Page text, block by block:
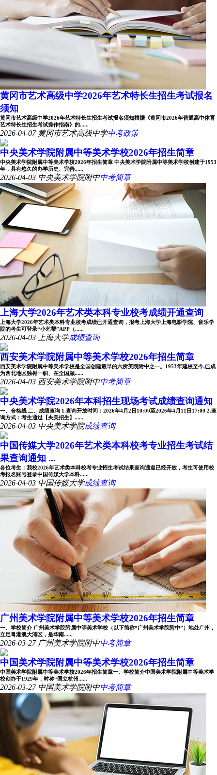
黄冈市艺术高级中学2026年艺术特长生招生考试报名
须知
黄冈市艺术高级中学2026年艺术特长生招生考试报名须知根据《黄冈市2026年普通高中体育
艺术特长生招生考试操作指南》的......
2026-04-07 黄冈市艺术高级中学中考政策
中央美术学院附属中等美术学校2026年招生简章
中央美术学院附属中等美术学校2026年招生简章 中央美术学院附属中等美术学校创建于1953
年，具有悠久的办学历史、完善......
2026-04-03 中央美术学院附中中考简章
上海大学2026年艺术类本科专业校考成绩开通查询
上海大学2026年艺术类本科专业校考成绩已开通查询，报考上海大学上海电影学院、音乐学
院的考生可登录“小艺帮”APP（......
2026-04-03 上海大学成绩查询
西安美术学院附属中等美术学校2026年招生简章
西安美术学院附属中等美术学校是全国创建最早的六所美院附中之一。1953年建校至今,已成
为西北地区独树一帜、在全国颇......
2026-04-03 西安美术学院附中中考简章
中央美术学院2026年本科招生现场考试成绩查询通知
一、合格线 二、成绩查询 1.查询开放时间：2026年4月2日10:00至2026年4月11日17:00 2.查
询方式：考生通过【央美招生】......
2026-04-03 中央美术学院成绩查询
中国传媒大学2026年艺术类本科校考专业招生考试结
果查询通知 ...
各位考生：我校2026年艺术类本科校考专业招生考试结果查询通道已经开放，考生可使用校
考报名账号登录中国传媒大学本科......
2026-04-03 中国传媒大学成绩查询
广州美术学院附属中等美术学校2026年招生简章
一、学校简介 广州美术学院附属中等美术学校（以下简称“广州美术学院附中”）地处广州，
立足粤港澳大湾区，是华南......
2026-03-27 广州美术学院附中中考简章
中国美术学院附属中等美术学校2026年招生简章
中国美术学院附属中等美术学校2026年招生简章一、学校简介中国美术学院附属中等美术学
校创办于1929年，时称“国立杭州......
2026-03-27 中国美术学院附中中考简章